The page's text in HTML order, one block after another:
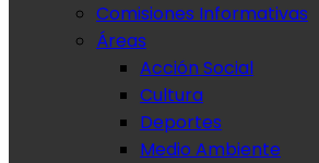
Comisiones Informativas
Áreas
Acción Social
Cultura
Deportes
Medio Ambiente